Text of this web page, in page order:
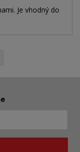
Je vhodný do